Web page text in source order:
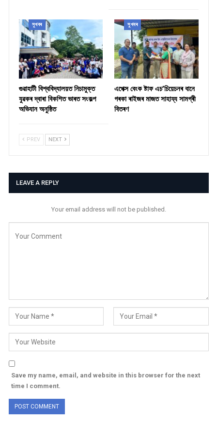
সুখবৰ
গুৱাহাটী বিশ্ববিদ্যালয়ত নিচামুক্ত
যুৱকৰ দ্বাৰা বিকশিত ভাৰত সংকল্প
অভিযান অনুষ্ঠিত
সুখবৰ
​এপেক্স বেংক ষ্টাফ এচ’চিয়েচনৰ বানে
গৰকা ৰাইজৰ মাজত সাহায্য সামগ্ৰী
বিতৰণ ​
PREV NEXT
LEAVE A REPLY
Your email address will not be published.
Save my name, email, and website in this browser for the next
time I comment.